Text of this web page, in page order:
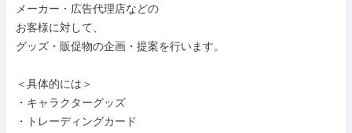
メーカー・広告代理店などの
お客様に対して、
グッズ・販促物の企画・提案を行います。
＜具体的には＞
・キャラクターグッズ
・トレーディングカード